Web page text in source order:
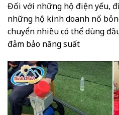
Đối với những hộ điện yếu,
những hộ kinh doanh nổ
chuyển nhiều có thể dùng
đảm bảo năng suất